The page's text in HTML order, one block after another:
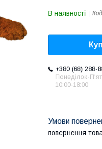
В наявності
+380 (68) 288-
Понеділок-
10:00-18:00
повернення